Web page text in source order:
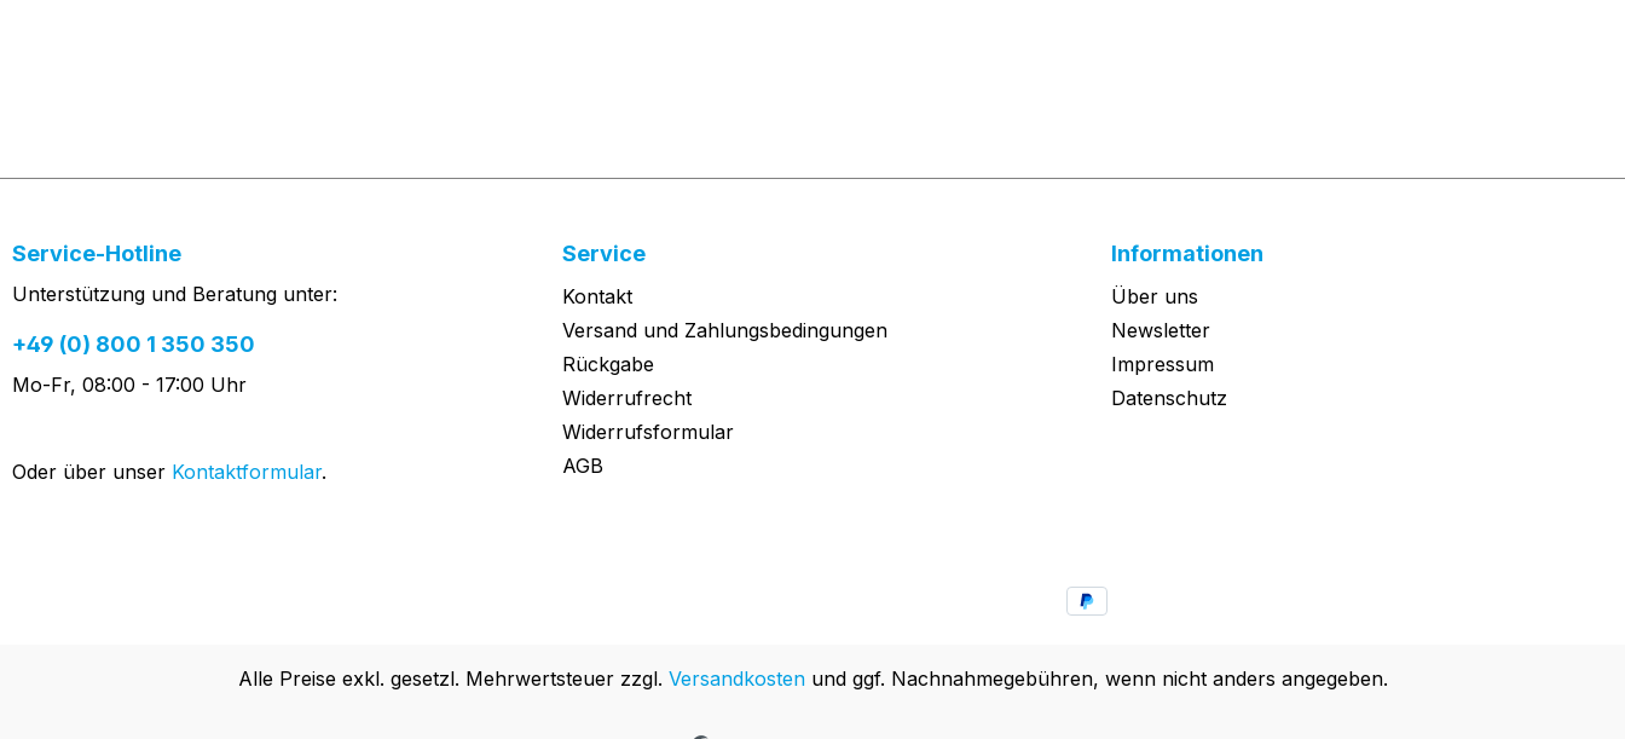
Service-Hotline
Unterstützung und Beratung unter:
+49 (0) 800 1 350 350
Mo-Fr, 08:00 - 17:00 Uhr
Oder über unser Kontaktformular.
Service
Kontakt
Versand und Zahlungsbedingungen
Rückgabe
Widerrufrecht
Widerrufsformular
AGB
Informationen
Über uns
Newsletter
Impressum
Datenschutz
Alle Preise exkl. gesetzl. Mehrwertsteuer zzgl. Versandkostenund ggf. Nachnahmegebühren, wenn nicht anders angegeben.